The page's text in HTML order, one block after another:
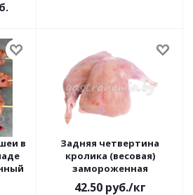
в
Задняя четвертина
кролика (весовая)
замороженная
42.50руб./кг